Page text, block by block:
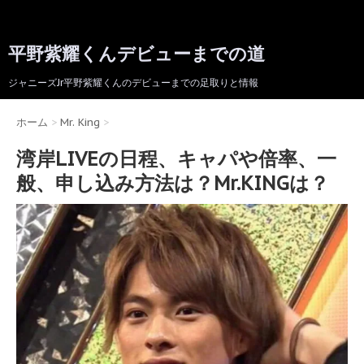
平野紫耀くんデビューまでの道
ジャニーズJr平野紫耀くんのデビューまでの足取りと情報
ホーム > Mr. King >
湾岸LIVEの日程、キャパや倍率、一
般、申し込み方法は？Mr.KINGは？